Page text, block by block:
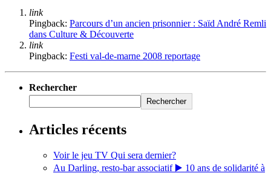
link
Pingback: Parcours d’un ancien prisonnier : Saïd André Remli
dans Culture & Découverte
link
Pingback: Festi val-de-marne 2008 reportage
Rechercher
Rechercher
Articles récents
Voir le jeu TV Qui sera dernier?
Au Darling, resto-bar associatif ▶️ 10 ans de solidarité à